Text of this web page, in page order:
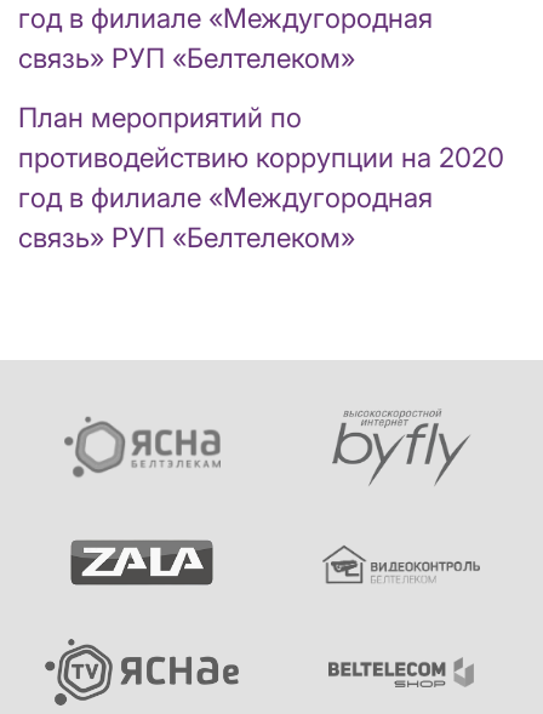
год в филиале «Междугородная
связь» РУП «Белтелеком»
План мероприятий по
противодействию коррупции на 2020
год в филиале «Междугородная
связь» РУП «Белтелеком»